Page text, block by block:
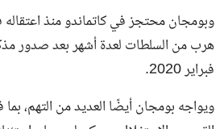
وبومجان محتجز في كاتماندو منذ اعتقاله
هرب من السلطات لعدة أشهر بعد صدور
فبراير 2020.
ويواجه بومجان أيضًا العديد من التهم، بما